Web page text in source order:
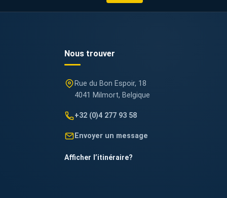
Nous trouver
Rue du Bon Espoir, 18
4041 Milmort, Belgique
+32 (0)4 277 93 58
Envoyer un message
Afficher l’itinéraire?